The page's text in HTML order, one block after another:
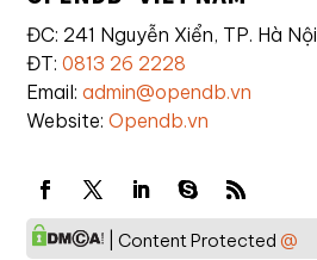
ĐC: 241 Nguyễn Xiển, TP. Hà Nội
ĐT:0813 26 2228
Email:admin@opendb.vn
Website:Opendb.vn
| Content Protected@